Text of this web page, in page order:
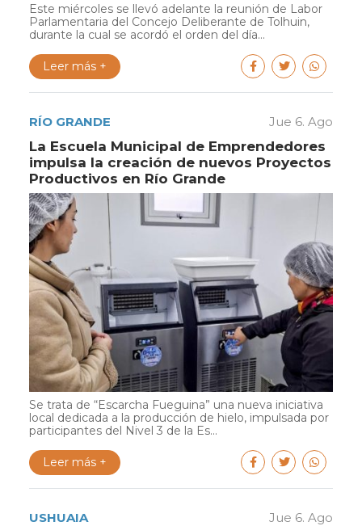
Este miércoles se llevó adelante la reunión de Labor
Parlamentaria del Concejo Deliberante de Tolhuin,
durante la cual se acordó el orden del día...
Leer más +
RÍO GRANDE Jue 6. Ago
La Escuela Municipal de Emprendedores
impulsa la creación de nuevos Proyectos
Productivos en Río Grande
Se trata de “Escarcha Fueguina” una nueva iniciativa
local dedicada a la producción de hielo, impulsada por
participantes del Nivel 3 de la Es...
Leer más +
USHUAIA Jue 6. Ago